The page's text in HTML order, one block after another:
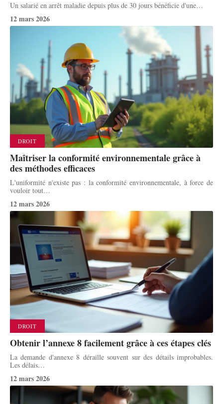
Un salarié en arrêt maladie depuis plus de 30 jours bénéficie d'une…
12 mars 2026
DROIT
Maîtriser la conformité environnementale grâce à
des méthodes efficaces
L'uniformité n'existe pas : la conformité environnementale, à force de
vouloir tout…
12 mars 2026
DROIT
Obtenir l’annexe 8 facilement grâce à ces étapes clés
La demande d'annexe 8 déraille souvent sur des détails improbables.
Les délais…
12 mars 2026